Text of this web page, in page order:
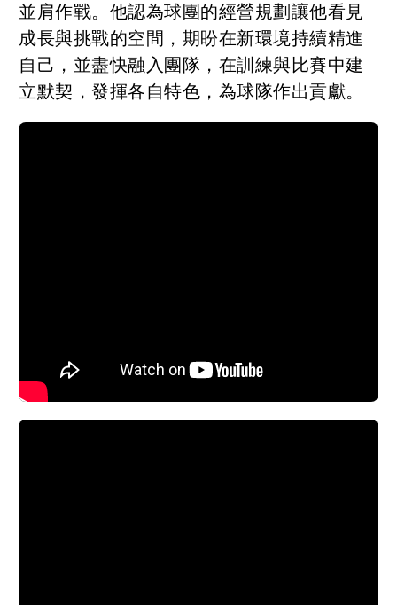
並肩作戰。他認為球團的經營規劃讓他看見
成長與挑戰的空間，期盼在新環境持續精進
自己，並盡快融入團隊，在訓練與比賽中建
立默契，發揮各自特色，為球隊作出貢獻。